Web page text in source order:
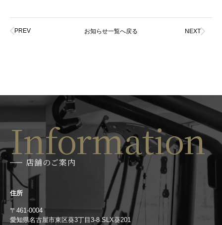
PREV お知らせ一覧へ戻る NEXT
Information
店舗のご案内
住所
〒461-0004
愛知県名古屋市東区葵3丁目3-8 SLX葵201